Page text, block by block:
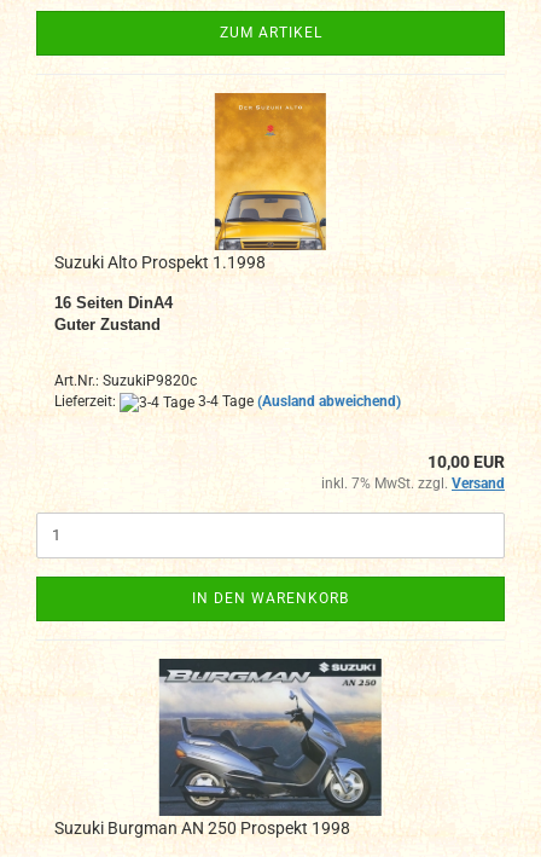
ZUM ARTIKEL
Suzuki Alto Prospekt 1.1998
16 Seiten DinA4
Guter Zustand
Art.Nr.: SuzukiP9820c
Lieferzeit:
3-4 Tage (Ausland abweichend)
10,00 EUR
inkl. 7% MwSt. zzgl. Versand
IN DEN WARENKORB
Suzuki Burgman AN 250 Prospekt 1998